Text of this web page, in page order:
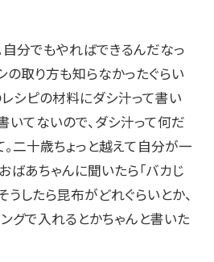
自分でもやればできるんだなっ
の取り方も知らなかったぐらい
レシピの材料にダシ汁って書い
いてないので、ダシ汁って何だ
。二十歳ちょっと越えて自分が一
ばあちゃんに聞いたら「バカじ
そうしたら昆布がどれぐらいとか、
グで入れるとかちゃんと書いた